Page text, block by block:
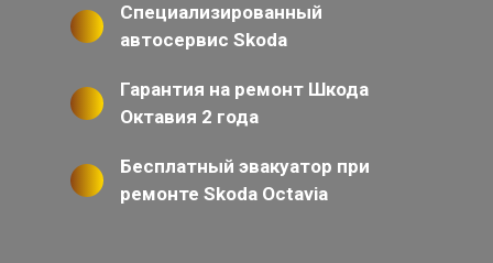
Специализированный
автосервис Skoda
Гарантия на ремонт Шкода
Октавия 2 года
Бесплатный эвакуатор при
ремонте Skoda Octavia